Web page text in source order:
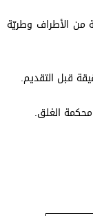
ذهبية من الأطراف وطريّة